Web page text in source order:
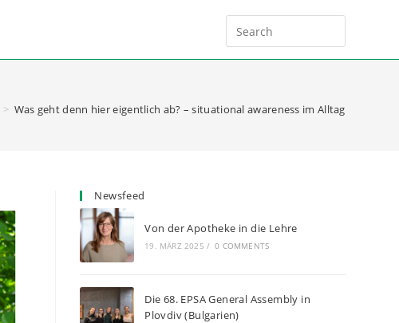
> Was geht denn hier eigentlich ab? – situational awareness im Alltag
Newsfeed
Von der Apotheke in die Lehre
19. MÄRZ 2025 / 0 COMMENTS
Die 68. EPSA General Assembly in
Plovdiv (Bulgarien)